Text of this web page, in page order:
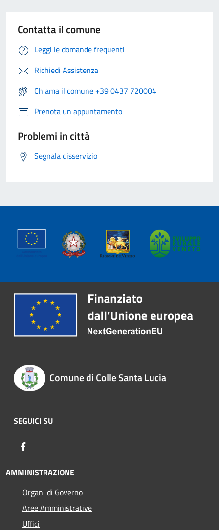
Contatta il comune
Leggi le domande frequenti
Richiedi Assistenza
Chiama il comune +39 0437 720004
Prenota un appuntamento
Problemi in città
Segnala disservizio
Comune di Colle Santa Lucia
SEGUICI SU
AMMINISTRAZIONE
Organi di Governo
Aree Amministrative
Uffici